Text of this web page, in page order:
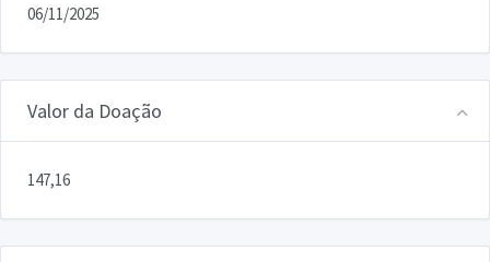
06/11/2025
Valor da Doação
147,16